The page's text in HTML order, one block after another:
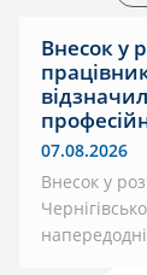
Внесок у
07.08.2026
Внесок у